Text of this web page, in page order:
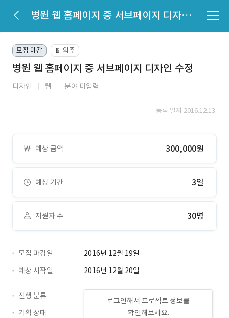
병원 웹 홈페이지 중 서브페이지 디자인 수정
모집 마감 📔 외주
병원 웹 홈페이지 중 서브페이지 디자인 수정
디자인 웹 분야 미입력
등록 일자 2016.12.13.
예상 금액 300,000원
예상 기간 3일
지원자 수 30명
모집 마감일
2016년 12월 19일
예상 시작일
2016년 12월 20일
로그인해서 프로젝트 정보를
확인해보세요.
진행 분류
기획 상태